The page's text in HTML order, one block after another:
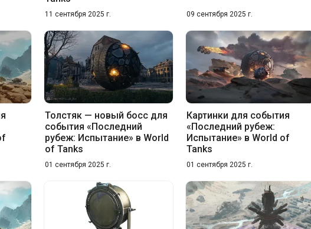
11 сентября 2025 г. 09 сентября 2025 г.
Толстяк — новый босс для
события «Последний
рубеж: Испытание» в World
of Tanks
01 сентября 2025 г.
Картинки для события
«Последний рубеж:
Испытание» в World of
Tanks
01 сентября 2025 г.